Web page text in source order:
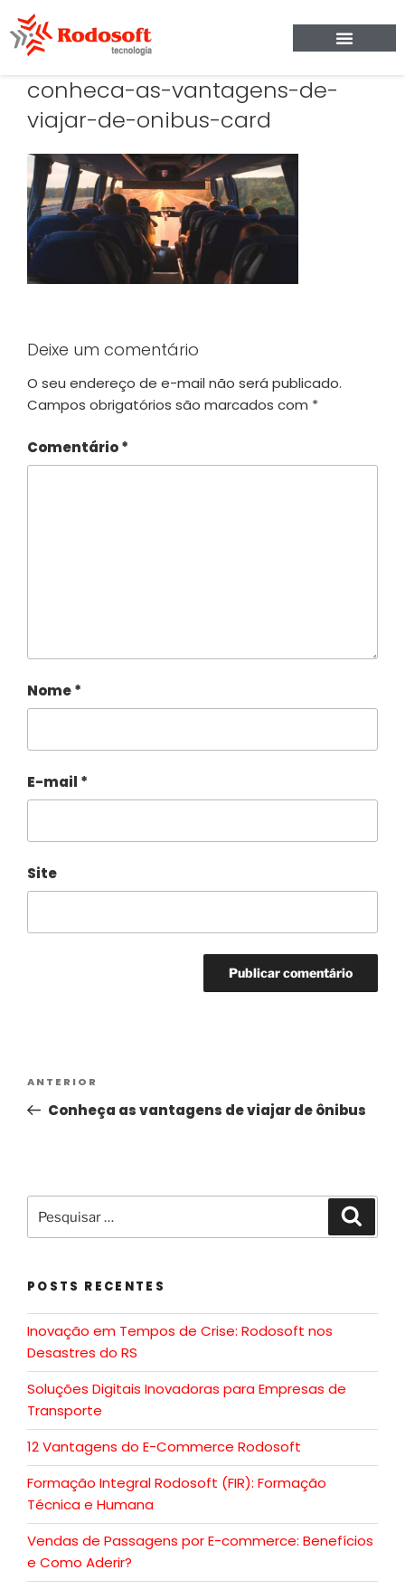
conheca-as-vantagens-de-
viajar-de-onibus-card
Deixe um comentário
O seu endereço de e-mail não será publicado.
Campos obrigatórios são marcados com *
Comentário*
Nome*
E-mail *
Site
ANTERIOR
Conheça as vantagens de viajar de ônibus
POSTS RECENTES
Inovação em Tempos de Crise: Rodosoft nos
Desastres do RS
Soluções Digitais Inovadoras para Empresas de
Transporte
12 Vantagens do E-Commerce Rodosoft
Formação Integral Rodosoft (FIR): Formação
Técnica e Humana
Vendas de Passagens por E-commerce: Benefícios
e Como Aderir?